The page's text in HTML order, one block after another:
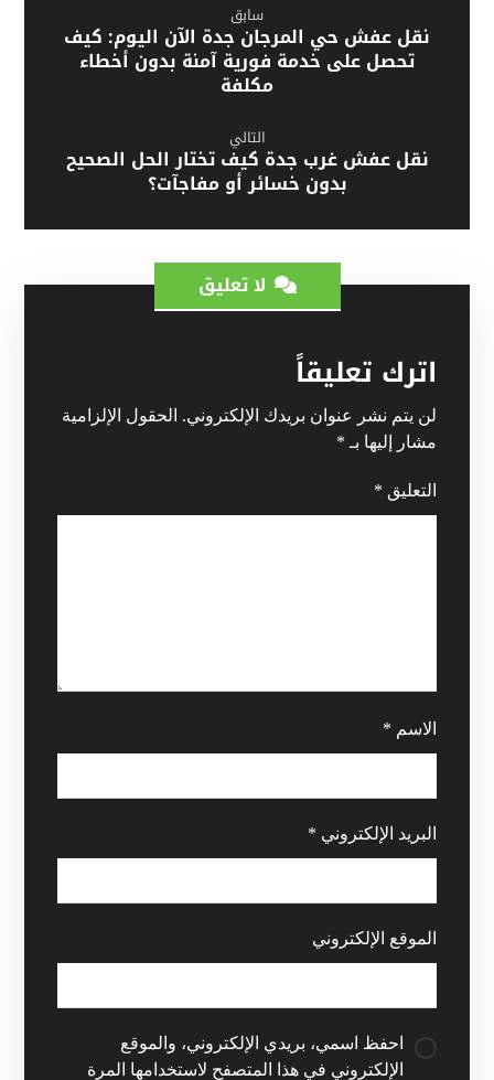
سابق
نقل عفش حي المرجان جدة الآن اليوم: كيف
تحصل على خدمة فورية آمنة بدون أخطاء
مكلفة
التالي
نقل عفش غرب جدة كيف تختار الحل الصحيح
بدون خسائر أو مفاجآت؟
لا تعليق
اترك تعليقاً
لن يتم نشر عنوان بريدك الإلكتروني. الحقول الإلزامية
مشار إليها بـ *
التعليق *
الاسم *
البريد الإلكتروني *
الموقع الإلكتروني
احفظ اسمي، بريدي الإلكتروني، والموقع
الإلكتروني في هذا المتصفح لاستخدامها المرة